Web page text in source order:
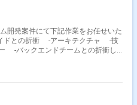
開発案件にて下記作業をお任せいた
ドとの折衝 -アーキテクチャ -技
-バックエンドチームとの折衝し